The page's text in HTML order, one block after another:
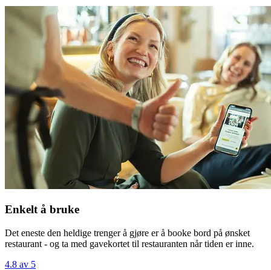
Enkelt å bruke
Det eneste den heldige trenger å gjøre er å booke bord på ønsket
restaurant - og ta med gavekortet til restauranten når tiden er inne.
4.8 av 5